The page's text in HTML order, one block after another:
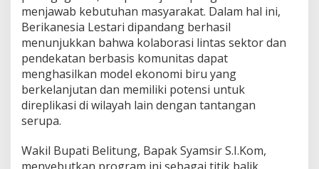
menjawab kebutuhan masyarakat. Dalam hal ini,
Berikanesia Lestari dipandang berhasil
menunjukkan bahwa kolaborasi lintas sektor dan
pendekatan berbasis komunitas dapat
menghasilkan model ekonomi biru yang
berkelanjutan dan memiliki potensi untuk
direplikasi di wilayah lain dengan tantangan
serupa.
Wakil Bupati Belitung, Bapak Syamsir S.I.Kom,